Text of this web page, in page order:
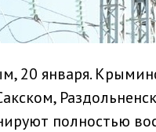
20 января.
полностью